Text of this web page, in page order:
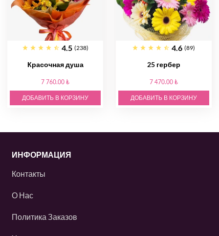
4.5 (238)
Красочная душа
7 760.00 ₺
ДОБАВИТЬ В КОРЗИНУ
4.6 (89)
25 гербер
7 470.00 ₺
ДОБАВИТЬ В КОРЗИНУ
ИНФОРМАЦИЯ
Контакты
О Нас
Политика Заказов